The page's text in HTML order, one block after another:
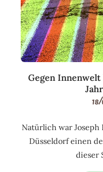
Gegen Innenwelt
Natürlich war
Düsseldorf einen
dieser